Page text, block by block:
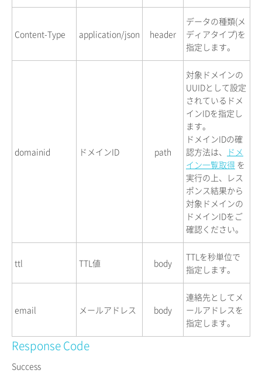
Content-Type application/json header
データの種類(メ
ディアタイプ)を
指定します。
domainid ドメインID path
対象ドメインの
UUIDとして設定
されているドメ
インIDを指定し
ます。
ドメインIDの確
認方法は、
ドメ
イン一覧取得 を
実行の上、レス
ポンス結果から
対象ドメインの
ドメインIDをご
確認ください。
ttl TTL値 body
TTLを秒単位で
指定します。
email メールアドレス body
連絡先としてメ
ールアドレスを
指定します。
Response Code
Success